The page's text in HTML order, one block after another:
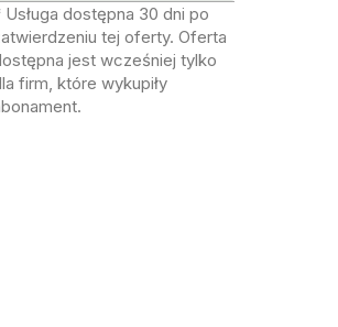
Usługa dostępna 30 dni po
tej oferty. Oferta
jest wcześniej tylko
firm, które wykupiły